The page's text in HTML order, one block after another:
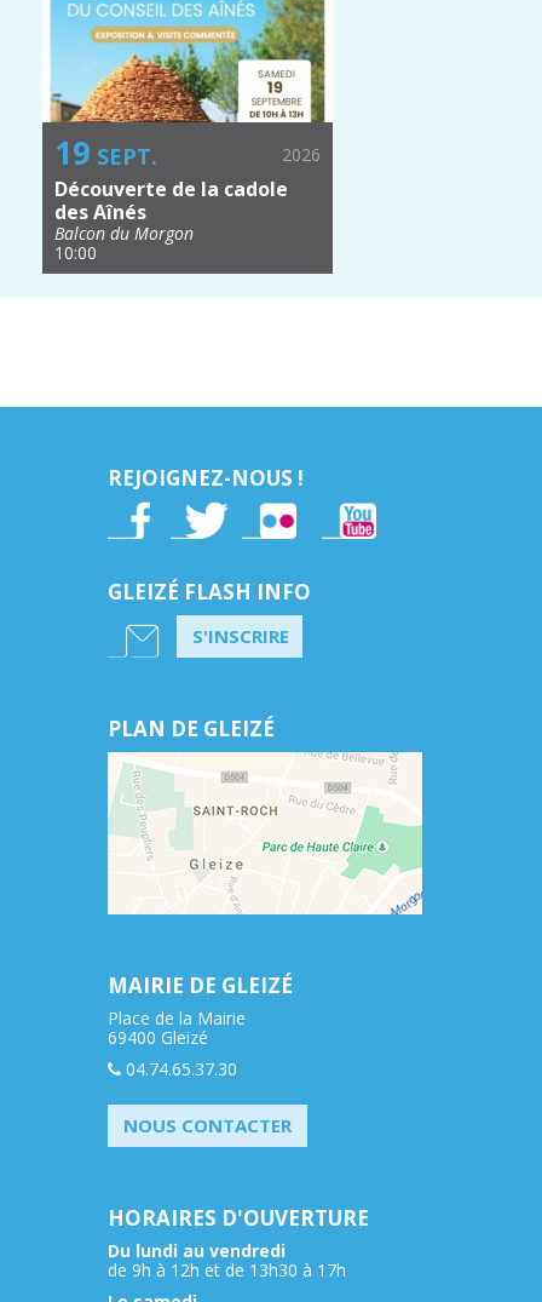
19 SEPT. 2026
Découverte de la cadole
des Aînés
Balcon du Morgon
10:00
REJOIGNEZ-NOUS !
GLEIZÉ FLASH INFO
S'INSCRIRE
PLAN DE GLEIZÉ
MAIRIE DE GLEIZÉ
Place de la Mairie
69400 Gleizé
04.74.65.37.30
NOUS CONTACTER
HORAIRES D'OUVERTURE
Du lundi au vendredi
de 9h à 12h et de 13h30 à 17h